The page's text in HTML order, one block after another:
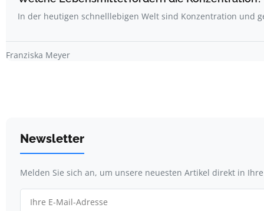
In der heutigen schnelllebigen Welt sind Konzentration und
Franziska Meyer
Newsletter
Melden Sie sich an, um unsere neuesten Artikel direkt in